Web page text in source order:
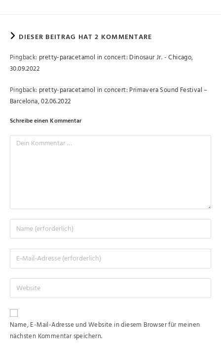
DIESER BEITRAG HAT 2 KOMMENTARE
Pingback: pretty-paracetamol in concert: Dinosaur Jr. - Chicago,
30.09.2022
Pingback: pretty-paracetamol in concert: Primavera Sound Festival –
Barcelona, 02.06.2022
Schreibe einen Kommentar
Name, E-Mail-Adresse und Website in diesem Browser für meinen
nächsten Kommentar speichern.